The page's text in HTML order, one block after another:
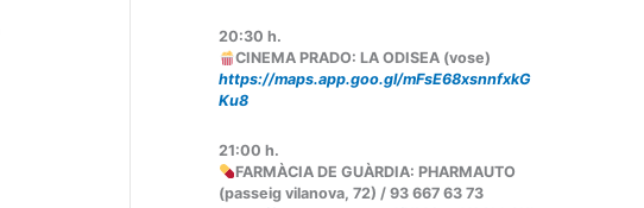
20:30 h.
CINEMA PRADO: LA ODISEA (vose)
https://maps.app.goo.gl/mFsE68xsnnfxkG
Ku8
21:00 h.
FARMÀCIA DE GUÀRDIA: PHARMAUTO
(passeig vilanova, 72) / 93 667 63 73